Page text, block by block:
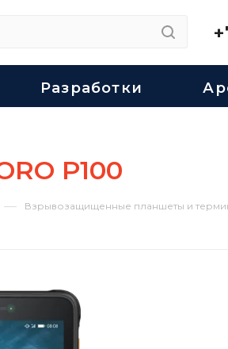
Разработки
P100
— Взрывозащищенные планшеты и